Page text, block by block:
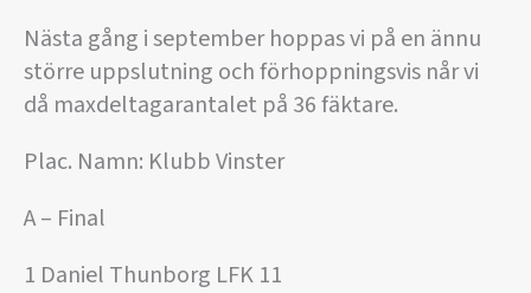
Nästa gång i september hoppas vi på en ännu
större uppslutning och förhoppningsvis når vi
då maxdeltagarantalet på 36 fäktare.
Plac. Namn: Klubb Vinster
A – Final
1 Daniel Thunborg LFK 11